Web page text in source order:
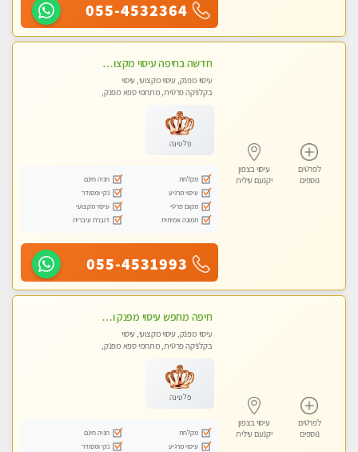
055-4532364
לפרטים
נוספים
עיסוי בצפון
יקנעם עילית
חדשה בחיפה עיסוי מקצועי מזמינה אותך למסאז' באווירה נעימה ומרגיע לנפש.+ אבנים חמות וכוסות רוח מומלץ מאוד
עיסוי מפנק, עיסוי מקצועי, עיסוי
בקלניקה פרטית, מתחמי ספא מפנק,
פלטינה
מקלחת
חניה חינם
עיסוי מרגיע
נקי ומסודר
מקום פרטי
עיסוי מקצועי
תמונה אמיתית
דוברת עיברית
055-4531993
לפרטים
נוספים
עיסוי בצפון
יקנעם עילית
חיפה מחפש עיסוי מפנק ומרגיע ?
עיסוי מפנק, עיסוי מקצועי, עיסוי
בקלניקה פרטית, מתחמי ספא מפנק,
פלטינה
מקלחת
חניה חינם
עיסוי מרגיע
נקי ומסודר